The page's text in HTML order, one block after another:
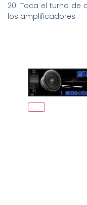
20. Toca el turno de
los amplificadores.